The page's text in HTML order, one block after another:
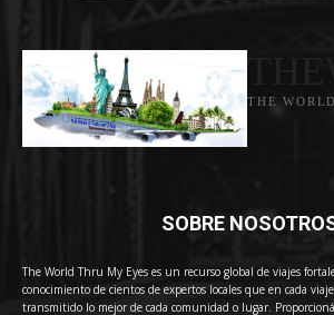
THE
SOBRE
The World Thru My Eyes es un recurso global de viajes
conocimiento de cientos de expertos locales que en cada
transmitido lo mejor de cada comunidad o lugar.